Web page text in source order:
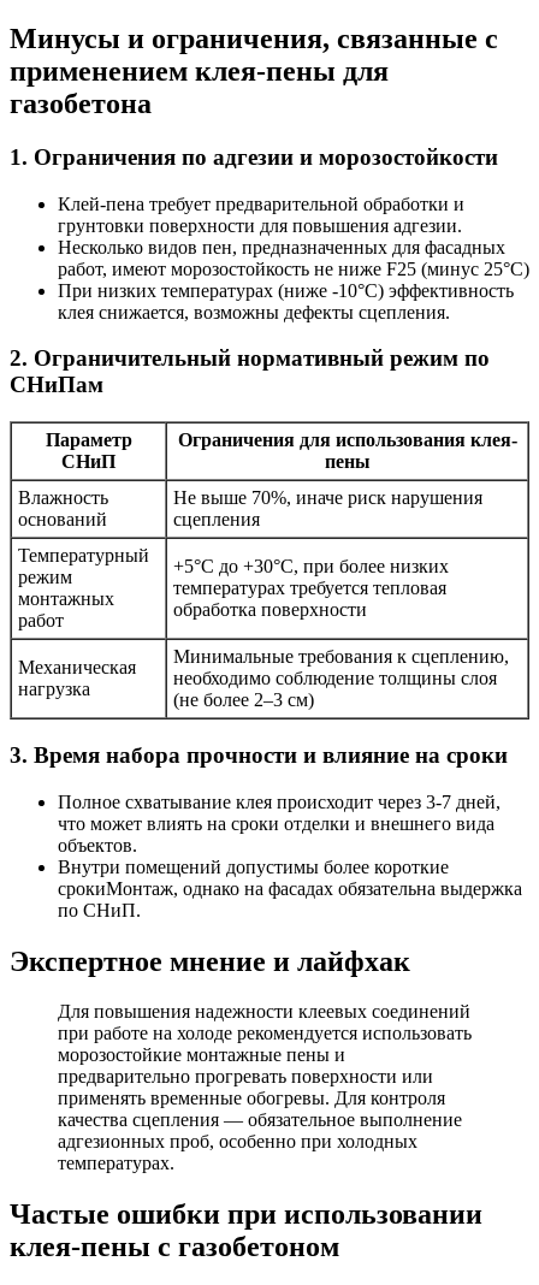
Минусы и ограничения, связанные с
применением клея-пены для
газобетона
1. Ограничения по адгезии и морозостойкости
Клей-пена требует предварительной обработки и
грунтовки поверхности для повышения адгезии.
Несколько видов пен, предназначенных для фасадных
работ, имеют морозостойкость не ниже F25 (минус 25°C)
При низких температурах (ниже -10°C) эффективность
клея снижается, возможны дефекты сцепления.
2. Ограничительный нормативный режим по
СНиПам
Параметр
СНиП
Ограничения для использования клея-
пены
Влажность
оснований
Не выше 70%, иначе риск нарушения
сцепления
Температурный
режим
монтажных
работ
+5°C до +30°C, при более низких
температурах требуется тепловая
обработка поверхности
Механическая
нагрузка
Минимальные требования к сцеплению,
необходимо соблюдение толщины слоя
(не более 2–3 см)
3. Время набора прочности и влияние на сроки
Полное схватывание клея происходит через 3-7 дней,
что может влиять на сроки отделки и внешнего вида
объектов.
Внутри помещений допустимы более короткие
срокиМонтаж, однако на фасадах обязательна выдержка
по СНиП.
Экспертное мнение и лайфхак
Для повышения надежности клеевых соединений
при работе на холоде рекомендуется использовать
морозостойкие монтажные пены и
предварительно прогревать поверхности или
применять временные обогревы. Для контроля
качества сцепления — обязательное выполнение
адгезионных проб, особенно при холодных
температурах.
Частые ошибки при использовании
клея-пены с газобетоном